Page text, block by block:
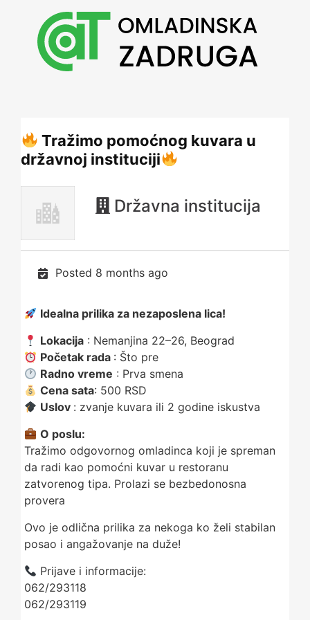
Tražimo pomoćnog kuvara u
državnoj instituciji
Državna institucija
Posted 8 months ago
Idealna prilika za nezaposlena lica!
Lokacija : Nemanjina 22–26, Beograd
Početak rada : Što pre
Radno vreme : Prva smena
Cena sata: 500 RSD
Uslov : zvanje kuvara ili 2 godine iskustva
O poslu:
Tražimo odgovornog omladinca koji je spreman
da radi kao pomoćni kuvar u restoranu
zatvorenog tipa. Prolazi se bezbedonosna
provera
Ovo je odlična prilika za nekoga ko želi stabilan
posao i angažovanje na duže!
Prijave i informacije:
062/293118
062/293119